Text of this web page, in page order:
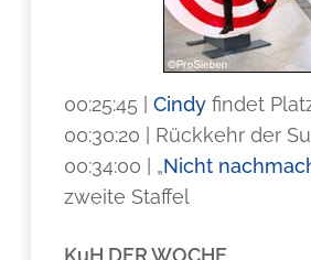
00:25:45 |Cindy findet
00:30:20 | Rückkehr der
00:34:00 | „Nicht
zweite Staffel
KuH DER WOCHE